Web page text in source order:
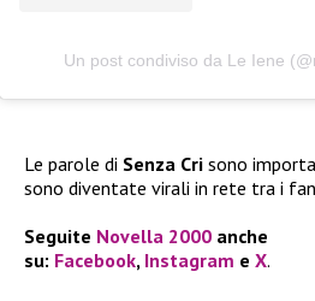
Un post condiviso da Le Iene
Le parole di Senza Cri sono
sono diventate virali in rete tra i
Seguite Novella 2000 anche
su: Facebook, Instagram e X.